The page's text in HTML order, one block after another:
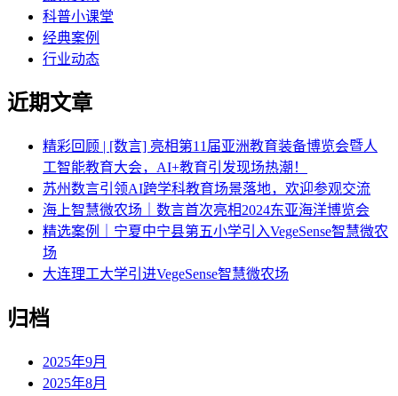
科普小课堂
经典案例
行业动态
近期文章
精彩回顾 | [数言] 亮相第11届亚洲教育装备博览会暨人
工智能教育大会，AI+教育引发现场热潮！
苏州数言引领AI跨学科教育场景落地，欢迎参观交流
海上智慧微农场｜数言首次亮相2024东亚海洋博览会
精选案例｜宁夏中宁县第五小学引入VegeSense智慧微农
场
大连理工大学引进VegeSense智慧微农场
归档
2025年9月
2025年8月